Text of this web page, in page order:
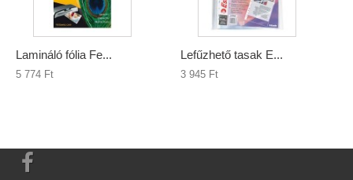
Lamináló fólia Fe...
5 774 Ft‎
Lefűzhető tasak E...
3 945 Ft‎